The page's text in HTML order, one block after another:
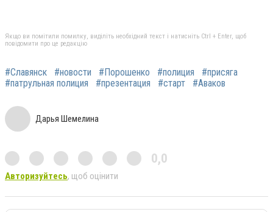
Якщо ви помітили помилку, виділіть необхідний текст і натисніть Ctrl + Enter, щоб
повідомити про це редакцію
#Славянск #новости #Порошенко #полиция
#присяга
#патрульная полиция
#презентация #старт #Аваков
Дарья Шемелина
0,0
Авторизуйтесь, щоб оцінити